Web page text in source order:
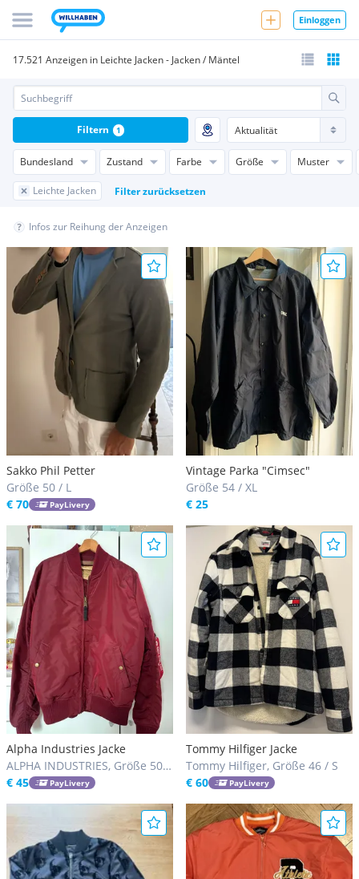
Einloggen
17.521 Anzeigen in Leichte Jacken - Jacken / Mäntel
Bundesland Zustand Farbe Größe Muster
Leichte Jacken Filter zurücksetzen
Filtern 1
Infos zur Reihung der Anzeigen
Sakko Phil Petter
Größe 50 / L
€ 70
PayLivery
Vintage Parka "Cimsec"
Größe 54 / XL
€ 25
Alpha Industries Jacke
ALPHA INDUSTRIES, Größe 50 /
L
€ 45 PayLivery
Tommy Hilfiger Jacke
Tommy Hilfiger, Größe 46 / S
€ 60
PayLivery